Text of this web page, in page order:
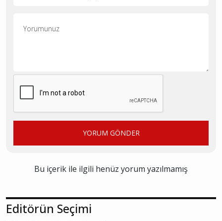
YORUM GÖNDER
Bu içerik ile ilgili henüz yorum yazılmamış
Editörün Seçimi